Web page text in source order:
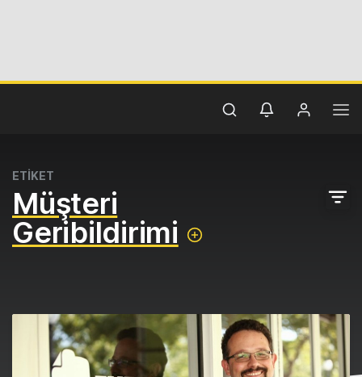
ETİKET
Müşteri
Geribildirimi